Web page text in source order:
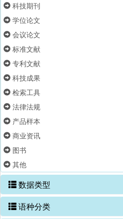
科技期刊
学位论文
会议论文
标准文献
专利文献
科技成果
检索工具
法律法规
产品样本
商业资讯
图书
其他
数据类型
语种分类